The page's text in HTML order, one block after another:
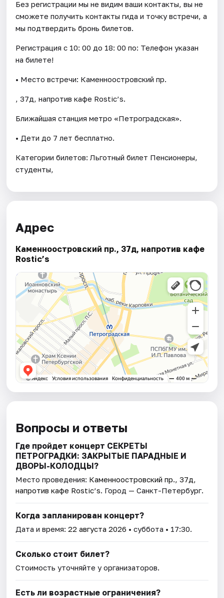
Без регистрации мы не видим ваши контакты, вы не
сможете получить контакты гида и точку встречи, а
мы подтвердить бронь билетов.
Регистрация с 10: 00 до 18: 00 по: Телефон указан
на билете!
• Место встречи: Каменноостровский пр.
, 37д, напротив кафе Rostic’s.
Ближайшая станция метро «Петроградская».
• Дети до 7 лет бесплатно.
Категории билетов: Льготный билет Пенсионеры,
студенты,
Адрес
Каменноостровский пр., 37д, напротив кафе
Rostic’s
Вопросы и ответы
Где пройдет концерт СЕКРЕТЫ
ПЕТРОГРАДКИ: ЗАКРЫТЫЕ ПАРАДНЫЕ И
ДВОРЫ-КОЛОДЦЫ?
Место проведения: Каменноостровский пр., 37д,
напротив кафе Rostic’s. Город — Санкт-Петербург.
Когда запланирован концерт?
Дата и время:22 августа 2026 • суббота • 17:30.
Сколько стоит билет?
Стоимость уточняйте у организаторов.
Есть ли возрастные ограничения?